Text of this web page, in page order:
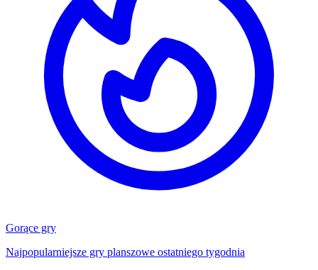
Gorące gry
Najpopularniejsze gry planszowe ostatniego tygodnia